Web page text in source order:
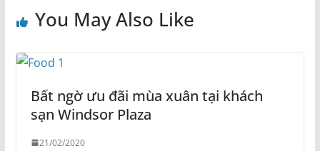
You May Also Like
Bất ngờ ưu đãi mùa xuân tại khách
sạn Windsor Plaza
21/02/2020